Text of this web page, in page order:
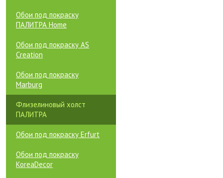
Обои под покраску
ПАЛИТРА Home
Обои под покраску AS
Creation
Обои под покраску
Marburg
Флизелиновый холст
ПАЛИТРА
Обои под покраску Erfurt
Обои под покраску
KoreaDecor